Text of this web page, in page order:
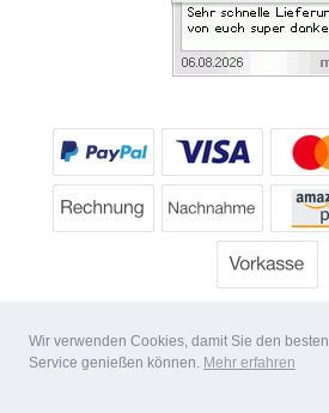
Wir verwenden Cookies, damit Sie den besten
Service genießen können. Mehr erfahren